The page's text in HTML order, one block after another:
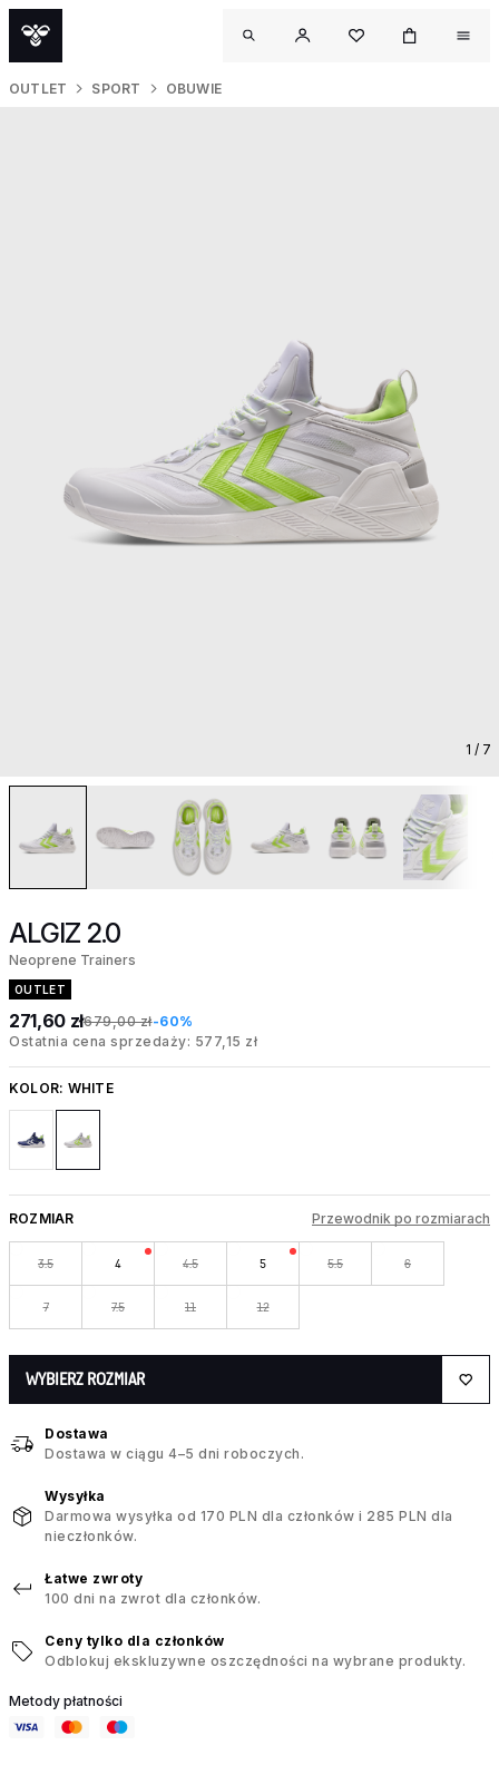
OUTLET SPORT OBUWIE
1 / 7
ALGIZ 2.0
Neoprene Trainers
OUTLET
271,60 zł679,00 zł-60%
Ostatnia cena sprzedaży: 577,15 zł
KOLOR: WHITE
ROZMIAR Przewodnik po rozmiarach
3.5 4 4.5 5 5.5 6
7 7.5 11 12
WYBIERZ ROZMIAR
Dostawa
Dostawa w ciągu 4–5 dni roboczych.
Wysyłka
Darmowa wysyłka od 170 PLN dla członków i 285 PLN dla
nieczłonków.
Łatwe zwroty
100 dni na zwrot dla członków.
Ceny tylko dla członków
Odblokuj ekskluzywne oszczędności na wybrane produkty.
Metody płatności